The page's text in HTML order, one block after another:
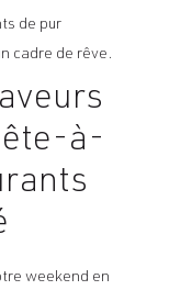
de pur
cadre de rêve.
à-
weekend en